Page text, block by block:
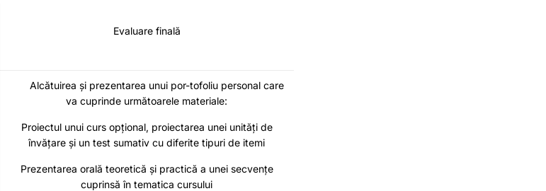
Evaluare finală
Alcătuirea și prezentarea unui por-tofoliu personal care
va cuprinde următoarele materiale:
Proiectul unui curs opțional, proiectarea unei unități de
învățare și un test sumativ cu diferite tipuri de itemi
Prezentarea orală teoretică și practică a unei secvențe
cuprinsă în tematica cursului